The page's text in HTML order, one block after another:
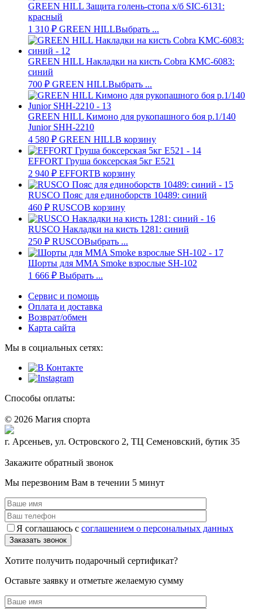
GREEN HILL Защита голень-стопа х/б SIC-6131:
красный
1 310 ₽ GREEN HILLВыбрать ...
GREEN HILL Накладки на кисть Cobra KMC-6083:
синий
700 ₽ GREEN HILLВыбрать ...
GREEN HILL Кимоно для рукопашного боя р.1/140
Junior SHH-2210
4 580 ₽ GREEN HILLВ корзину
EFFORT Груша боксерская 5кг E521
2 940 ₽ EFFORTВ корзину
RUSCO Пояс для единоборств 10489: синий
460 ₽ RUSCOВ корзину
RUSCO Накладки на кисть 1281: синий
250 ₽ RUSCOВыбрать ...
Шорты для MMA Smoke взрослые SH-102
1 666 ₽ Выбрать ...
Сервис и помощь
Оплата и доставка
Возврат/обмен
Карта сайта
Мы в социальных сетях:
Способы оплаты:
© 2026 Магия спорта
г. Арсеньев, ул. Островского 2, ТЦ Семеновский, бутик 35
Закажите обратный звонок
Мы перезвоним Вам в течении 5 минут
Я соглашаюсь с соглашением о персональных данных
Хотите получить подарочный сертификат?
Оставьте заявку и отметьте желаемую сумму